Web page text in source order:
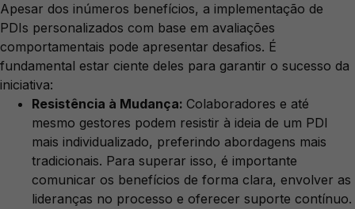
Apesar dos inúmeros benefícios, a implementação de
PDIs personalizados com base em avaliações
comportamentais pode apresentar desafios. É
fundamental estar ciente deles para garantir o sucesso da
iniciativa:
Resistência à Mudança: Colaboradores e até
mesmo gestores podem resistir à ideia de um PDI
mais individualizado, preferindo abordagens mais
tradicionais. Para superar isso, é importante
comunicar os benefícios de forma clara, envolver as
lideranças no processo e oferecer suporte contínuo.